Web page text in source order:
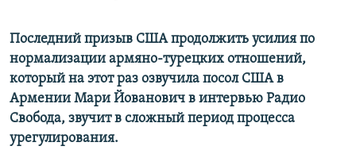
Последний призыв США продолжить усилия по
нормализации армяно-турецких отношений,
который на этот раз озвучила посол США в
Армении Мари Йованович в интервью Радио
Свобода, звучит в сложный период процесса
урегулирования.